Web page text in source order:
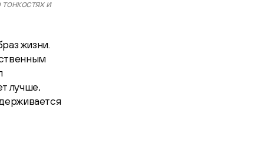
и
жизни.
лучше,